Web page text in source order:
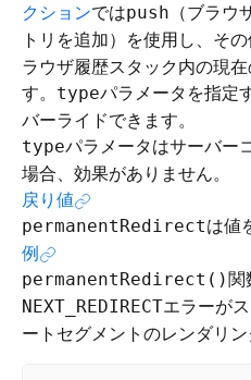
クションではpush （ブラ
トリを追加）を使用し、そ
ラウザ履歴スタック内の現
す。 typeパラメータを指定
バーライドできます。
typeパラメータはサーバー
場合、効果がありません。
戻り値
permanentRedirectは値
例
permanentRedirect()関
NEXT_REDIRECTエラーが
ートセグメントのレンダリン